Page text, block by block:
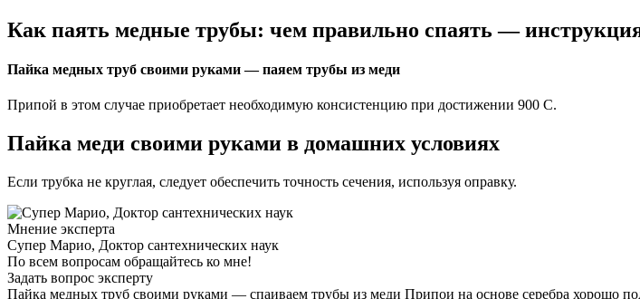
Как паять медные трубы: чем правильно спаять —
Пайка медных труб своими руками — паяем трубы из меди
Припой в этом случае приобретает необходимую консистенцию при достижении 900 C.
Пайка меди своими руками в домашних условиях
Если трубка не круглая, следует обеспечить точность сечения, используя оправку.
Мнение эксперта
Супер Марио, Доктор сантехнических наук
По всем вопросам обращайтесь ко мне!
Задать вопрос эксперту
Пайка медных труб своими руками — спаиваем трубы из меди Припои на основе серебра хорошо